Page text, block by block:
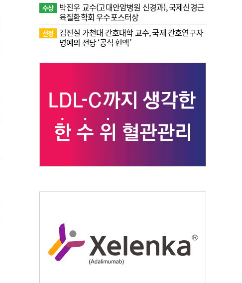
수상
박진우 교수(고대안암병원 신경과), 국제신경근
육질환학회 우수포스터상
선정
김진실 가천대 간호대학 교수, 국제 간호연구자
명예의 전당 ‘공식 헌액’